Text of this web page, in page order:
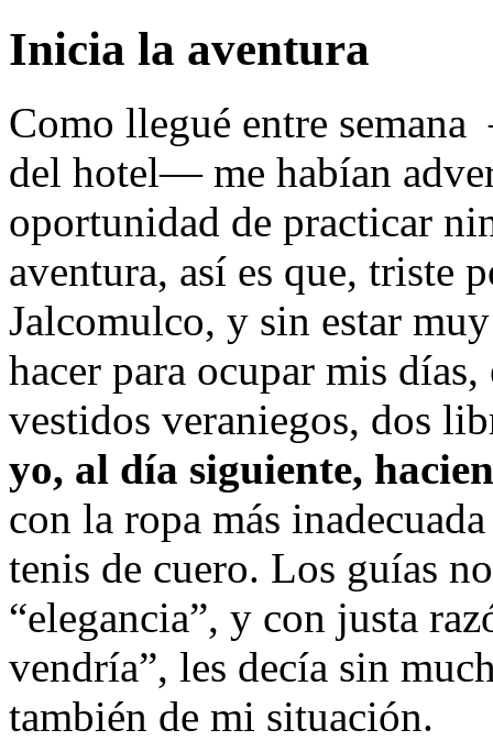
Inicia la aventura
Como llegué entre
del hotel— me habían
oportunidad de practicar
aventura, así es que, triste
Jalcomulco, y sin estar
hacer para ocupar mis
vestidos veraniegos, dos
yo, al día siguiente,
con la ropa más
tenis de cuero. Los guías
“elegancia”, y con justa
vendría”, les decía sin
también de mi situación.